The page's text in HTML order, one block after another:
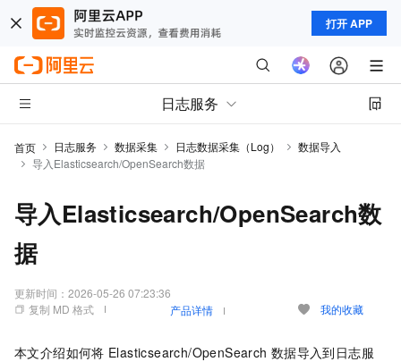
打开 APP
日志服务
首页 日志服务 数据采集 日志数据采集（Log）
数据导入
导入Elasticsearch/OpenSearch数据
导入Elasticsearch/OpenSearch数
据
更新时间： 2026-05-26 07:23:36
复制 MD 格式
产品详情 我的收藏
本文介绍如何将 Elasticsearch/OpenSearch 数据导入到日志服